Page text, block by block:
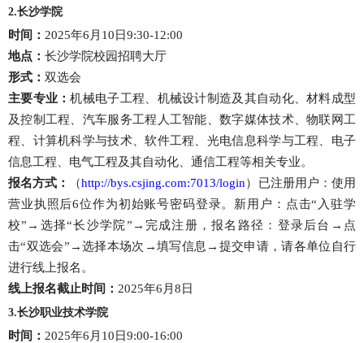
2.长沙学院
时间： 2025年6月10日9:30-12:00
地点： 长沙学院校园招聘大厅
形式： 双选会
主要专业：机械电子工程、机械设计制造及其自动化、材料成型
及控制工程、汽车服务工程人工智能、数字媒体技术、物联网工
程、计算机科学与技术、软件工程、光电信息科学与工程、电子
信息工程、电气工程及其自动化、通信工程等相关专业。
报名方式：
（http://bys.csjing.com:7013/login）已注册用户：使用
营业执照后6位作为初始账号密码登录。新用户：点击“入驻学
校”→选择“长沙学院”→完成注册，报名路径：登录后台→点
击“双选会”→选择本场次→填写信息→提交申请，请各单位自行
进行线上报名。
线上报名截止时间： 2025年6月8日
3.长沙职业技术学院
时间： 2025年6月10日9:00-16:00